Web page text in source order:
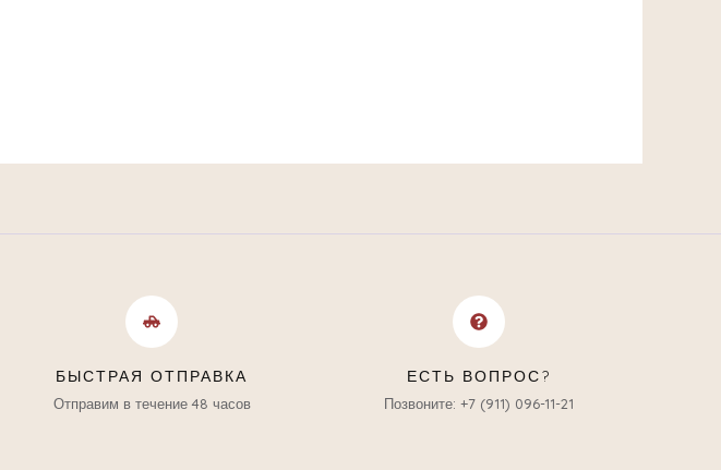
БЫСТРАЯ ОТПРАВКА
Отправим в течение 48 часов
ЕСТЬ ВОПРОС?
Позвоните: +7 (911) 096-11-21